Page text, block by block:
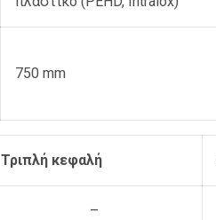
750 mm
Τριπλή κεφαλή
–